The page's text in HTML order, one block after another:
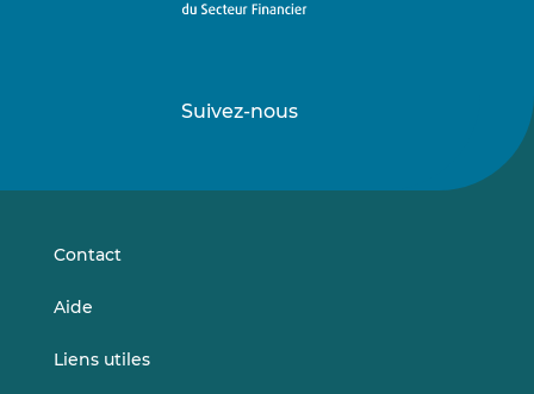
Suivez-nous
sursur
Contact
Aide
Liens utiles